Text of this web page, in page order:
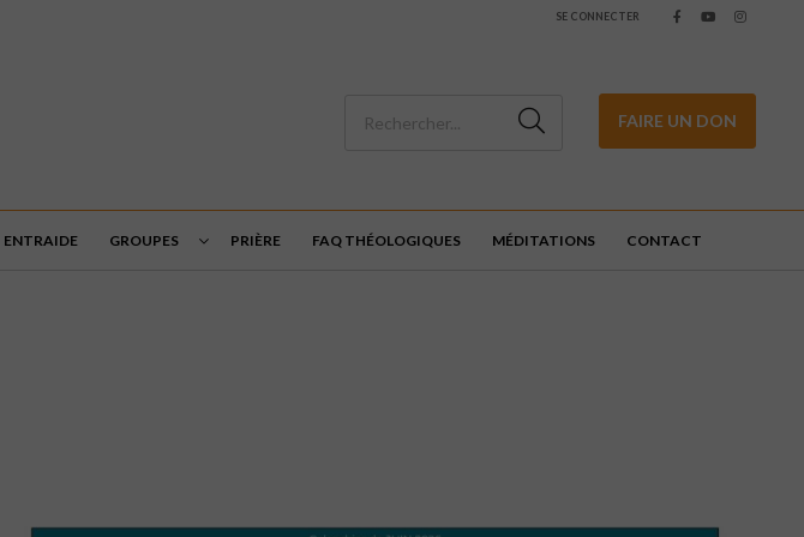
SE CONNECTER
FAIRE UN DON
ENTRAIDE GROUPES PRIÈRE FAQ THÉOLOGIQUES MÉDITATIONS CONTACT